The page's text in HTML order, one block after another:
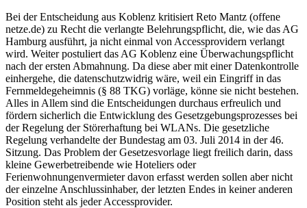
Bei der Entscheidung aus Koblenz kritisiert Reto Mantz (offene
netze.de) zu Recht die verlangte Belehrungspflicht, die, wie das AG
Hamburg ausführt, ja nicht einmal von Accessprovidern verlangt
wird. Weiter postuliert das AG Koblenz eine Überwachungspflicht
nach der ersten Abmahnung. Da diese aber mit einer Datenkontrolle
einhergehe, die datenschutzwidrig wäre, weil ein Eingriff in das
Fernmeldegeheimnis (§ 88 TKG) vorläge, könne sie nicht bestehen.
Alles in Allem sind die Entscheidungen durchaus erfreulich und
fördern sicherlich die Entwicklung des Gesetzgebungsprozesses bei
der Regelung der Störerhaftung bei WLANs. Die gesetzliche
Regelung verhandelte der Bundestag am 03. Juli 2014 in der 46.
Sitzung. Das Problem der Gesetzesvorlage liegt freilich darin, dass
kleine Gewerbetreibende wie Hoteliers oder
Ferienwohnungenvermieter davon erfasst werden sollen aber nicht
der einzelne Anschlussinhaber, der letzten Endes in keiner anderen
Position steht als jeder Accessprovider.